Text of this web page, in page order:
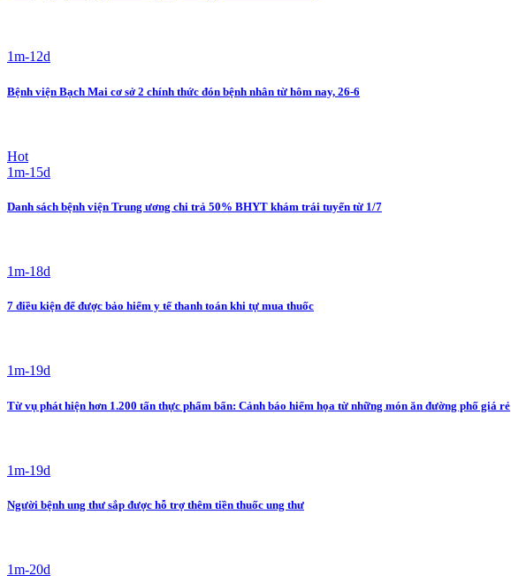
1m-12d
Bệnh viện Bạch Mai cơ sở 2 chính thức đón bệnh nhân từ hôm nay, 26-6
Hot
1m-15d
Danh sách bệnh viện Trung ương chi trả 50% BHYT khám trái tuyến từ 1/7
1m-18d
7 điều kiện để được bảo hiểm y tế thanh toán khi tự mua thuốc
1m-19d
Từ vụ phát hiện hơn 1.200 tấn thực phẩm bẩn: Cảnh báo hiểm họa từ những món ăn đường phố giá rẻ
1m-19d
Người bệnh ung thư sắp được hỗ trợ thêm tiền thuốc ung thư
1m-20d